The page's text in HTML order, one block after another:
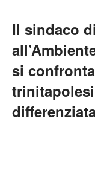
Il sindaco
si